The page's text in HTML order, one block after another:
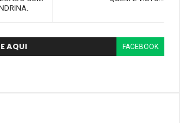
AQUI FACEBOOK